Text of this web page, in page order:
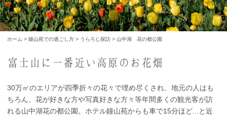
ホーム >鐘山苑での過ごし方 > うらろじ探訪 >山中湖 花の都公園
富士山に一番近い高原のお花畑
30万㎡のエリアが四季折々の花々で埋め尽くされ、地元の人はも
ちろん、花が好きな方や写真好きな方々等年間多くの観光客が訪
れる山中湖花の都公園。ホテル鐘山苑からも車で15分ほど...と近